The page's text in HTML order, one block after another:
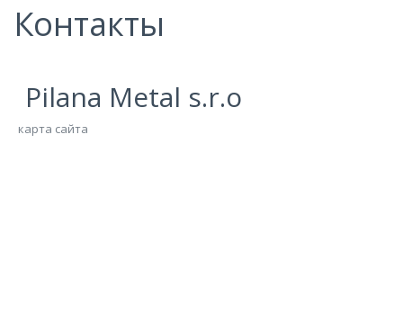
Контакты
Pilana Metal s.r.o
карта сайта